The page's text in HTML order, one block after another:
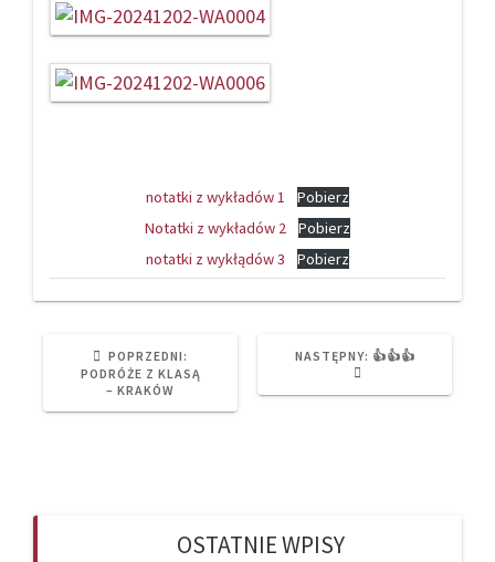
notatki z wykładów 1
Pobierz
Notatki z wykładów 2
Pobierz
notatki z wykłądów 3
Pobierz
POPRZEDNI:
POST:
PODRÓŻE Z KLASĄ
– KRAKÓW
NASTĘPNY: NEXT
👍👍👍
OSTATNIE WPISY